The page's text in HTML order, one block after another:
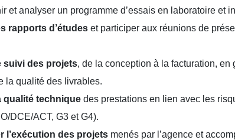
et analyser un programme d’essais en laboratoire et
rapports d’étudeset participer aux réunions de
suivi des projets, de la conception à la facturation, en
la qualité des livrables.
qualité techniquedes prestations en lien avec les
DCE/ACT, G3 et G4).
l’exécution des projetsmenés par l’agence et